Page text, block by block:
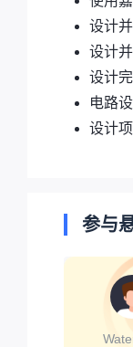
设计
设计
设计
电路
设计
参与